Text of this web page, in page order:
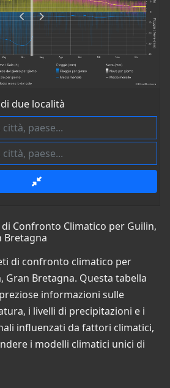
due località
Confronto Climatico per Guilin,
Bretagna
di confronto climatico per
Gran Bretagna. Questa tabella
informazioni sulle
i livelli di precipitazioni e i
influenzati da fattori climatici,
i modelli climatici unici di